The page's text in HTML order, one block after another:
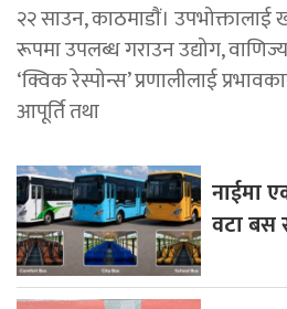
२२ साउन, काठमाडाैं।
रूपमा उपलब्ध गराउन उद्योग,
‘क्विक रेस्पोन्स’ प्रणालीलाई
आपूर्ति तथा
नाईमा
वटा बस